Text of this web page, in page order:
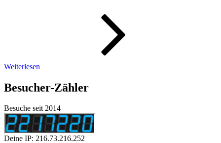
Weiterlesen
Besucher-Zähler
Besuche seit 2014
Deine IP: 216.73.216.252